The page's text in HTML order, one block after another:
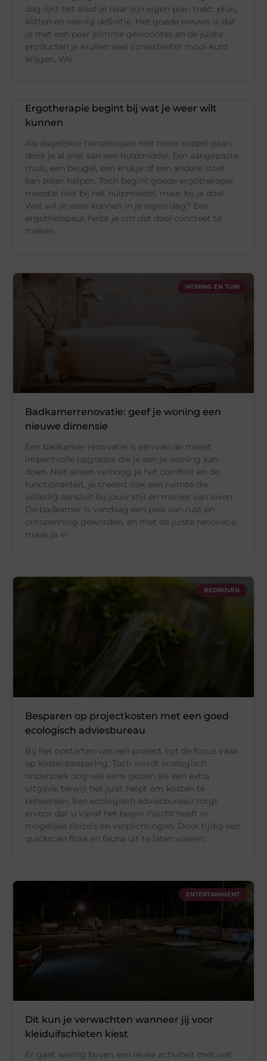
dag lijkt het alsof je haar zijn eigen plan trekt: pluis,
klitten en weinig definitie. Het goede nieuws is dat
je met een paar slimme gewoontes en de juiste
producten je krullen veel consistenter mooi kunt
krijgen. We
Ergotherapie begint bij wat je weer wilt
kunnen
Als dagelijkse handelingen niet meer soepel gaan,
denk je al snel aan een hulpmiddel. Een aangepaste
muis, een beugel, een krukje of een andere stoel
kan zeker helpen. Toch begint goede ergotherapie
meestal niet bij het hulpmiddel, maar bij je doel.
Wat wil je weer kunnen in je eigen dag? Een
ergotherapeut helpt je om dat doel concreet te
maken.
WONING EN TUIN
Badkamerrenovatie: geef je woning een
nieuwe dimensie
Een badkamer renovatie is één van de meest
impactvolle upgrades die je aan je woning kan
doen. Niet alleen verhoog je het comfort en de
functionaliteit, je creëert ook een ruimte die
volledig aansluit bij jouw stijl en manier van leven.
De badkamer is vandaag een plek van rust en
ontspanning geworden, en met de juiste renovatie
maak je er
BEDRIJVEN
Besparen op projectkosten met een goed
ecologisch adviesbureau
Bij het opstarten van een project ligt de focus vaak
op kostenbesparing. Toch wordt ecologisch
onderzoek nog wel eens gezien als een extra
uitgave, terwijl het juist helpt om kosten te
beheersen. Een ecologisch adviesbureau zorgt
ervoor dat u vanaf het begin inzicht heeft in
mogelijke risico’s en verplichtingen. Door tijdig een
quickscan flora en fauna uit te laten voeren,
ENTERTAINMENT
Dit kun je verwachten wanneer jij voor
kleiduifschieten kiest
Er gaat weinig boven een leuke activiteit met wat